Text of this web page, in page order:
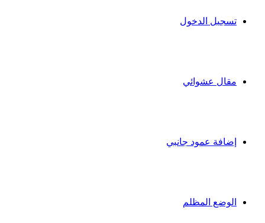
تسجيل الدخول
مقال عشوائي
إضافة عمود جانبي
الوضع المظلم